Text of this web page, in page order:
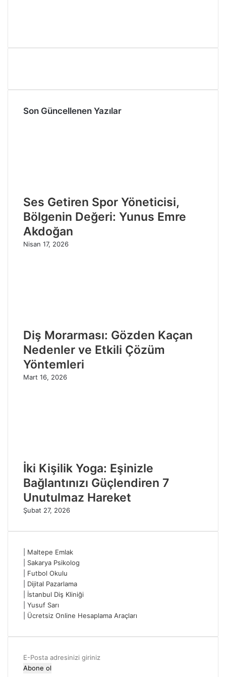
Son Güncellenen Yazılar
Ses Getiren Spor Yöneticisi,
Bölgenin Değeri: Yunus Emre
Akdoğan
Nisan 17, 2026
Diş Morarması: Gözden Kaçan
Nedenler ve Etkili Çözüm
Yöntemleri
Mart 16, 2026
İki Kişilik Yoga: Eşinizle
Bağlantınızı Güçlendiren 7
Unutulmaz Hareket
Şubat 27, 2026
Maltepe Emlak
Sakarya Psikolog
Futbol Okulu
Dijital Pazarlama
İstanbul Diş Kliniği
Yusuf Sarı
Ücretsiz Online Hesaplama Araçları
E-
Posta